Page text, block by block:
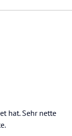
hat. Sehr nette